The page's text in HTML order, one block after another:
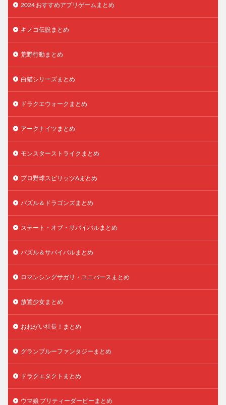
2024 おすすめアプリゲームまとめ
キノコ伝説まとめ
荒野行動まとめ
白猫シリーズまとめ
ドラクエウォークまとめ
アークナイツまとめ
モンスターストライクまとめ
プロ野球スピリッツAまとめ
パズル＆ドラゴンズまとめ
ステート・オブ・サバイバルまとめ
パズル＆サバイバルまとめ
ロマンシングサガリ・ユニバースまとめ
放置少女まとめ
おねがい社長！まとめ
グランブルーファンタジーまとめ
ドラクエタクトまとめ
ウマ娘 プリティーダービーまとめ